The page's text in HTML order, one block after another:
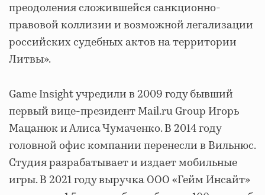
преодоления сложившейся санкционно-
правовой коллизии и возможной легализации
российских судебных актов на территории
Литвы».
Game Insight учредили в 2009 году бывший
первый вице-президент Mail.ru Group Игорь
Мацанюк и Алиса Чумаченко. В 2014 году
головной офис компании перенесли в Вильнюс.
Студия разрабатывает и издает мобильные
игры. В 2021 году выручка ООО «Гейм Инсайт»